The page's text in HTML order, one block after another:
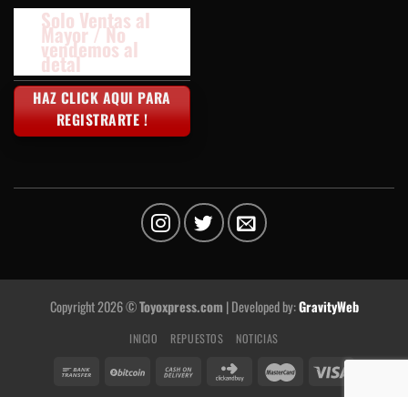
Solo Ventas al
Mayor / No
vendemos al
detal
HAZ CLICK AQUI PARA
REGISTRARTE !
Copyright 2026 ©Toyoxpress.com | Developed by:GravityWeb
INICIO REPUESTOS NOTICIAS